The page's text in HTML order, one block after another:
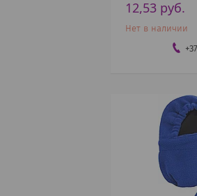
12,53 руб.
Нет в наличии